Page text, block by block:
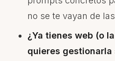
no se te vayan de
¿Ya tienes web (o
quieres gestionarla